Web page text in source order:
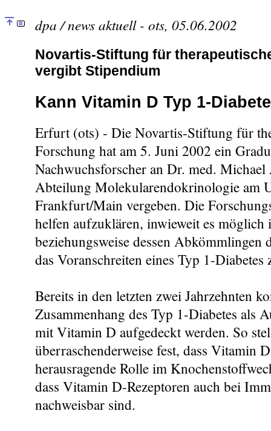
dpa / news aktuell - ots, 05.06.2002
Novartis-Stiftung für
vergibt Stipendium
Kann Vitamin D Typ 1-
Erfurt (ots) - Die Novartis-Stiftung für
Forschung hat am 5. Juni 2002 ein
Nachwuchsforscher an Dr. med.
Abteilung Molekularendokrinologie am
Frankfurt/Main vergeben. Die
helfen aufzuklären, inwieweit es
beziehungsweise dessen Abkömmlingen
das Voranschreiten eines Typ 1-Diabetes
Bereits in den letzten zwei Jahrzehnten
Zusammenhang des Typ 1-Diabetes als
mit Vitamin D aufgedeckt werden. So
überraschenderweise fest, dass Vitamin
herausragende Rolle im
dass Vitamin D-Rezeptoren auch bei
nachweisbar sind.